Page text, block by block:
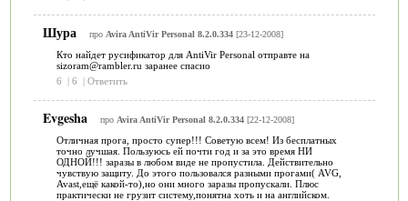
Шура про Avira AntiVir Personal 8.2.0.334[23-12-2008]
Кто найдет русификатор для AntiVir Personal отправте на
sizoram@rambler.ru заранее спасио
6
| 6 | Ответить
Evgesha про Avira AntiVir Personal 8.2.0.334[22-12-2008]
Отличная прога, просто супер!!! Советую всем! Из бесплатных
точно лучшая. Пользуюсь ей почти год и за это время НИ
ОДНОЙ!!! заразы в любом виде не пропустила. Действительно
чувствую защиту. До этого пользовался разными прогами( AVG,
Avast,ещё какой-то),но они много заразы пропускали. Плюс
практически не грузит систему,понятна хоть и на английском.